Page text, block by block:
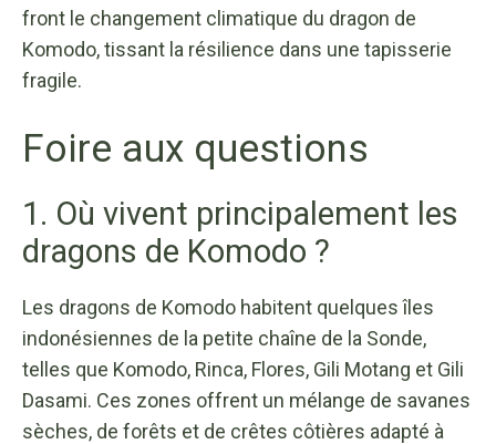
front le changement climatique du dragon de
Komodo, tissant la résilience dans une tapisserie
fragile.
Foire aux questions
1. Où vivent principalement les
dragons de Komodo ?
Les dragons de Komodo habitent quelques îles
indonésiennes de la petite chaîne de la Sonde,
telles que Komodo, Rinca, Flores, Gili Motang et Gili
Dasami. Ces zones offrent un mélange de savanes
sèches, de forêts et de crêtes côtières adapté à